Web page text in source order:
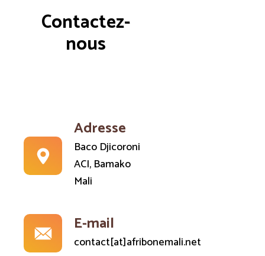
Contactez-
nous
Adresse
Baco Djicoroni
ACI, Bamako
Mali
E-mail
contact[at]afribonemali.net